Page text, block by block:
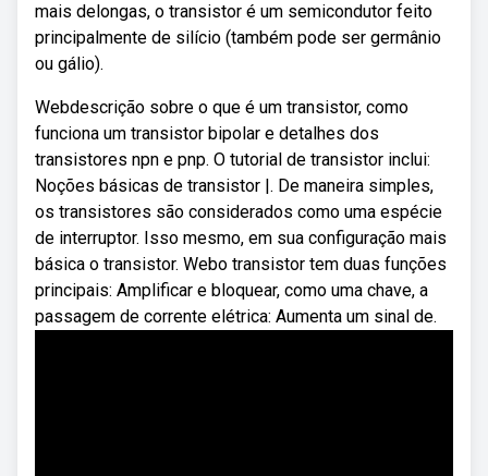
mais delongas, o transistor é um semicondutor feito
principalmente de silício (também pode ser germânio
ou gálio).
Webdescrição sobre o que é um transistor, como
funciona um transistor bipolar e detalhes dos
transistores npn e pnp. O tutorial de transistor inclui:
Noções básicas de transistor |. De maneira simples,
os transistores são considerados como uma espécie
de interruptor. Isso mesmo, em sua configuração mais
básica o transistor. Webo transistor tem duas funções
principais: Amplificar e bloquear, como uma chave, a
passagem de corrente elétrica: Aumenta um sinal de.